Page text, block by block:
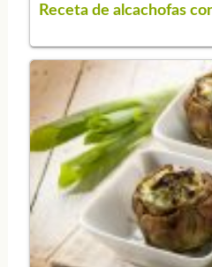
Receta de alcachofas